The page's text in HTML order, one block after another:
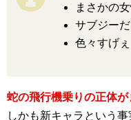
まさかの
サブジー
色々すげぇ
蛇の飛行機乗りの正体が
しかも新キャラという事